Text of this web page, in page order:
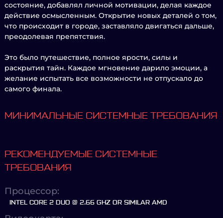
состояние, добавлял личной мотивации, делая каждое
действие осмысленным. Открытие новых деталей о том,
что происходит в городе, заставляло двигаться дальше,
преодолевая препятствия.
Это было путешествие, полное ярости, силы и
раскрытия тайн. Каждое мгновение дарило эмоции, а
желание испытать все возможности не отпускало до
самого финала.
МИНИМАЛЬНЫЕ СИСТЕМНЫЕ ТРЕБОВАНИЯ
РЕКОМЕНДУЕМЫЕ СИСТЕМНЫЕ
ТРЕБОВАНИЯ
Процессор:
INTEL CORE 2 DUO @ 2.66 GHZ OR SIMILAR AMD